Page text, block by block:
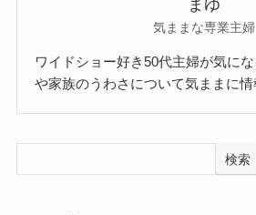
まゆ
気ままな専業主婦
ワイドショー好き50代主婦が気に
や家族のうわさについて気ままに情
検索